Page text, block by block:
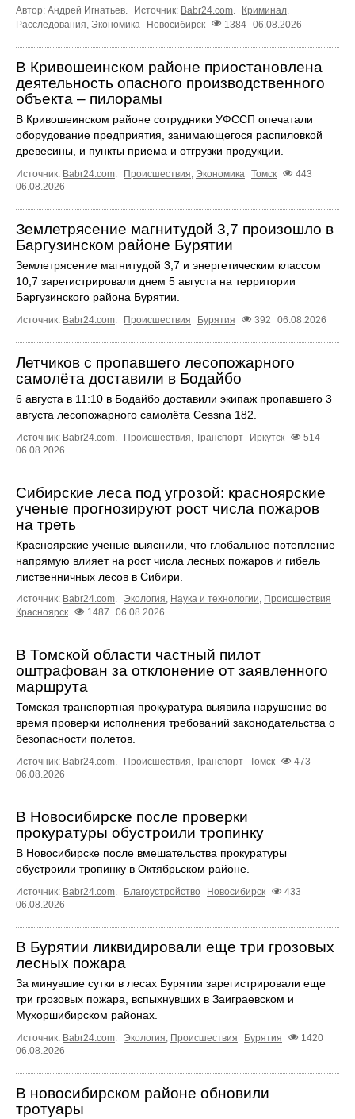
Автор: Андрей Игнатьев. Источник: Babr24.com. Криминал,
Расследования Экономика Новосибирск 1384 06.08.2026
В Кривошеинском районе приостановлена
деятельность опасного производственного
объекта – пилорамы
В Кривошеинском районе сотрудники УФССП опечатали
оборудование предприятия, занимающегося распиловкой
древесины, и пункты приема и отгрузки продукции.
Источник: Babr24.com Происшествия Экономика Томск
443
06.08.2026
Землетрясение магнитудой 3,7 произошло в
Баргузинском районе Бурятии
Землетрясение магнитудой 3,7 и энергетическим классом
10,7 зарегистрировали днем 5 августа на территории
Баргузинского района Бурятии.
Источник: Babr24.com. Происшествия Бурятия 392 06.08.2026
Летчиков с пропавшего лесопожарного
самолёта доставили в Бодайбо
6 августа в 11:10 в Бодайбо доставили экипаж пропавшего 3
августа лесопожарного самолёта Cessna 182.
Источник: Babr24.com. Происшествия, Транспорт Иркутск
514
06.08.2026
Сибирские леса под угрозой: красноярские
ученые прогнозируют рост числа пожаров
на треть
Красноярские ученые выяснили, что глобальное потепление
напрямую влияет на рост числа лесных пожаров и гибель
лиственничных лесов в Сибири.
Источник: Babr24.com. Экология, Наука и технологии, Происшествия
Красноярск
1487 06.08.2026
В Томской области частный пилот
оштрафован за отклонение от заявленного
маршрута
Томская транспортная прокуратура выявила нарушение во
время проверки исполнения требований законодательства о
безопасности полетов.
Источник: Babr24.com. Происшествия, Транспорт Томск
473
06.08.2026
В Новосибирске после проверки
прокуратуры обустроили тропинку
В Новосибирске после вмешательства прокуратуры
обустроили тропинку в Октябрьском районе.
Источник: Babr24.com. Благоустройство Новосибирск
433
06.08.2026
В Бурятии ликвидировали еще три грозовых
лесных пожара
За минувшие сутки в лесах Бурятии зарегистрировали еще
три грозовых пожара, вспыхнувших в Заиграевском и
Мухоршибирском районах.
Источник: Babr24.com. Экология, Происшествия Бурятия
1420
06.08.2026
В новосибирском районе обновили
тротуары